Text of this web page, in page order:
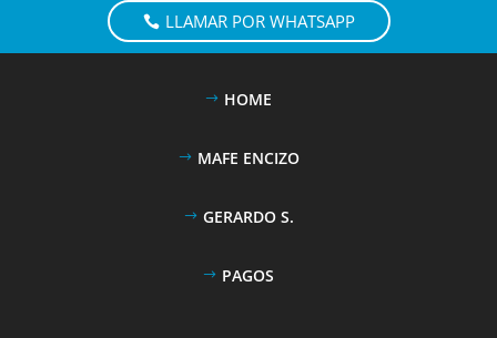
LLAMAR POR WHATSAPP
HOME
MAFE ENCIZO
GERARDO S.
PAGOS